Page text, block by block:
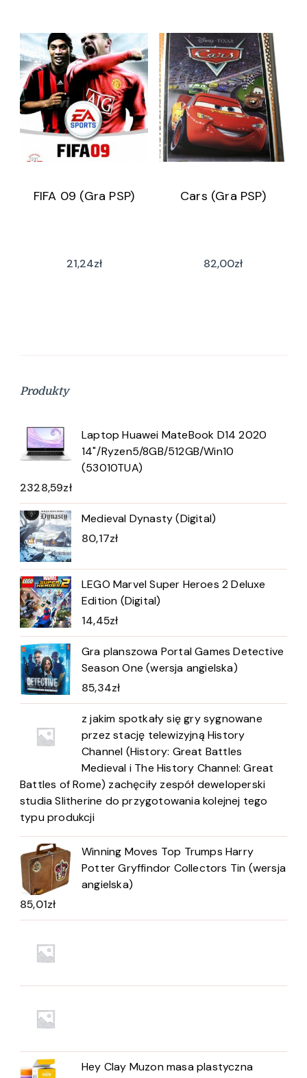
FIFA 09 (Gra PSP)
21,24zł
Cars (Gra PSP)
82,00zł
Produkty
Laptop Huawei MateBook D14 2020
14"/Ryzen5/8GB/512GB/Win10
(53010TUA)
2328,59zł
Medieval Dynasty (Digital)
80,17zł
LEGO Marvel Super Heroes 2 Deluxe
Edition (Digital)
14,45zł
Gra planszowa Portal Games Detective
Season One (wersja angielska)
85,34zł
z jakim spotkały się gry sygnowane
przez stację telewizyjną History
Channel (History: Great Battles
Medieval i The History Channel: Great
Battles of Rome) zachęciły zespół deweloperski
studia Slitherine do przygotowania kolejnej tego
typu produkcji
Winning Moves Top Trumps Harry
Potter Gryffindor Collectors Tin (wersja
angielska)
85,01zł
Hey Clay Muzon masa plastyczna